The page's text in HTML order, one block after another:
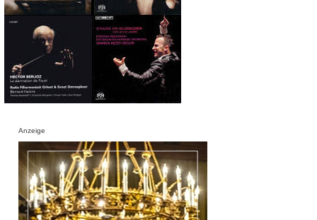
Anzeige